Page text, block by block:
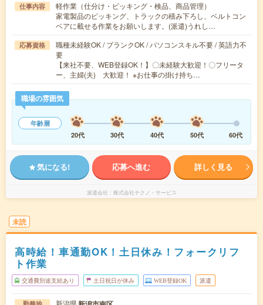
仕事内容
軽作業（仕分け・ピッキング・検品、商品管理）
家電製品のピッキング、トラックの積み下ろし、ベルトコン
ベアに載せる作業をお願いします。(派遣)うれし…
応募資格
職種未経験OK / ブランクOK / パソコンスキル不要 / 英語力不
要
【来社不要、WEB登録OK！】〇未経験大歓迎！〇フリータ
ー、主婦(夫) 大歓迎！ ※お仕事の掛け持ち…
職場の雰囲気
年齢層
20代
30代 40代 50代 60代
気になる! 応募へ進む 詳しく見る
派遣会社 株式会社テクノ・サービス
未読
高時給！車通勤OK！土日休み！フォークリフ
ト作業
交通費別途支給あり 土日祝日が休み WEB登録OK 派遣
新潟県